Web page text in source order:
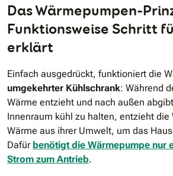
Das Wärmepumpen-
Funktionsweise Schritt
erklärt
Einfach ausgedrückt, funktioniert die
umgekehrter Kühlschrank: Während
Wärme entzieht und nach außen
Innenraum kühl zu halten, entzieht die
Wärme aus ihrer Umwelt, um das
Dafür benötigt die Wärmepumpe nur
Strom zum Antrieb.